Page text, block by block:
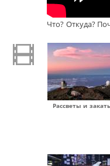
Что? Откуда?
Рассветы и